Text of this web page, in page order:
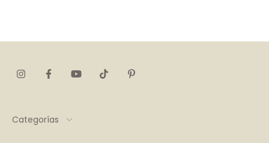
Categorías